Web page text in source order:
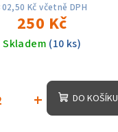
Kč včetně DPH
250 Kč
Skladem (10 ks)
+ DO KOŠÍKU